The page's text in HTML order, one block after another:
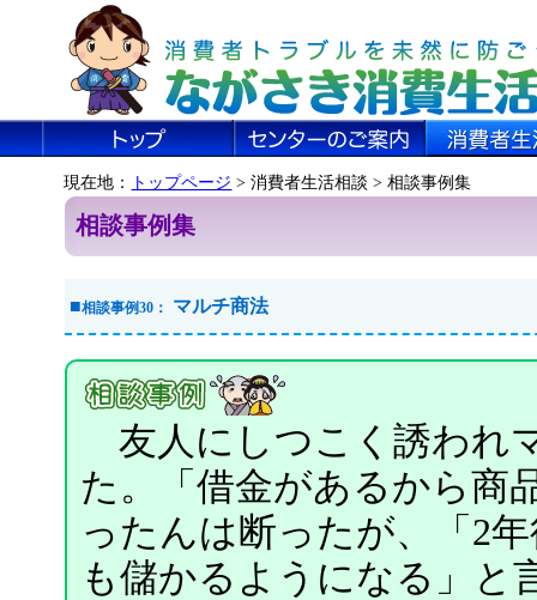
現在地： トップページ > 消費者生活相談 > 相談事例集
相談事例集
■相談事例30： マルチ商法
友人にしつこく誘われ
た。「借金があるから商
ったんは断ったが、「2
も儲かるようになる」と